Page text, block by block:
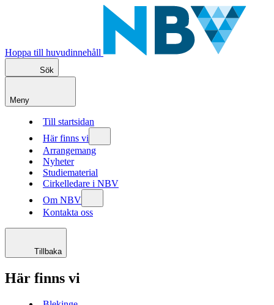
Hoppa till huvudinnehåll
Sök
Meny
Till startsidan
Här finns vi
Arrangemang
Nyheter
Studiematerial
Cirkelledare i NBV
Om NBV
Kontakta oss
Tillbaka
Här finns vi